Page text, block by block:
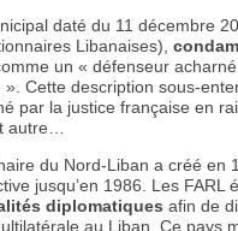
daté du 11 décembre
Libanaises),
un « défenseur
Cette description sous-
par la justice française en
autre…
du Nord-Liban a créé en
jusqu’en 1986. Les FARL
diplomatiques afin de
au Liban. Ce pays